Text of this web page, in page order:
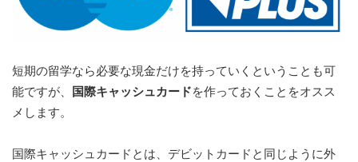
短期の留学なら必要な現金だけを持っていくということも可
能ですが、 国際キャッシュカードを作っておくことをオスス
メします。
国際キャッシュカードとは、デビットカードと同じように外